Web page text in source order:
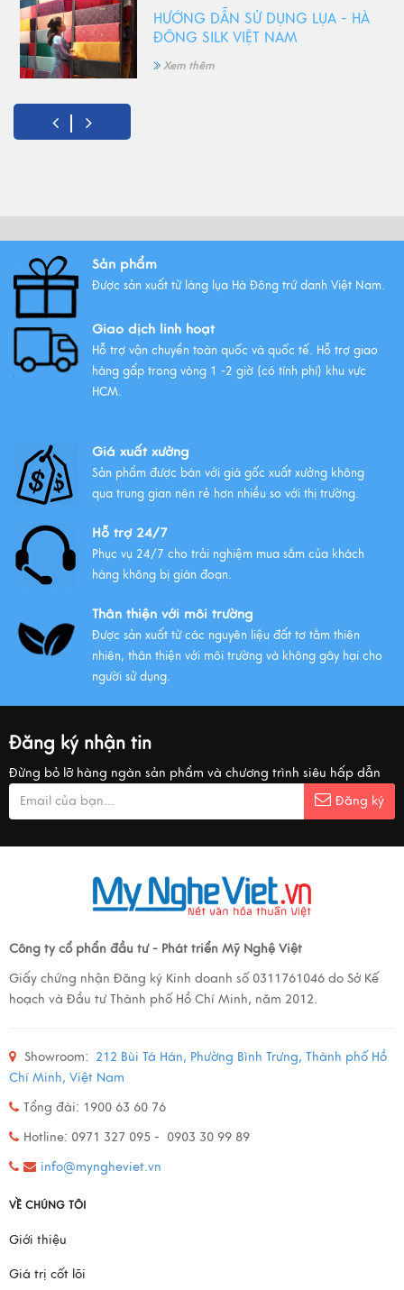
HƯỚNG DẪN SỬ DỤNG LỤA - HÀ
ĐÔNG SILK VIỆT NAM
Xem thêm
Đông trứ danh
Xem thêm
Sản phẩm
Được sản xuất từ làng lụa Hà Đông trứ danh Việt Nam.
Giao dịch linh hoạt
Hỗ trợ vận chuyển toàn quốc và quốc tế. Hỗ trợ giao
hàng gấp trong vòng 1 -2 giờ (có tính phí) khu vực
HCM.
Giá xuất xưởng
Sản phẩm được bán với giá gốc xuất xưởng không
qua trung gian nên rẻ hơn nhiều so với thị trường.
Hỗ trợ 24/7
Phục vụ 24/7 cho trải nghiệm mua sắm của khách
hàng không bị gián đoạn.
Thân thiện với môi trường
Được sản xuất từ các nguyên liệu đất tơ tằm thiên
nhiên, thân thiện với môi trường và không gây hại cho
người sử dụng.
Đăng ký nhận tin
Đừng bỏ lỡ hàng ngàn sản phẩm và chương trình siêu hấp dẫn
Đăng ký
Công ty cổ phẩn đầu tư - Phát triển Mỹ Nghệ Việt
Giấy chứng nhận Đăng ký Kinh doanh số 0311761046 do Sở Kế
hoạch và Đầu tư Thành phố Hồ Chí Minh, năm 2012.
Showroom: 212 Bùi Tá Hán, Phường Bình Trưng, Thành phố Hồ
Chí Minh, Việt Nam
Tổng đài: 1900 63 60 76
Hotline: 0971 327 095 - 0903 30 99 89
info@myngheviet.vn
VỀ CHÚNG TÔI
Giới thiệu
Giá trị cốt lõi